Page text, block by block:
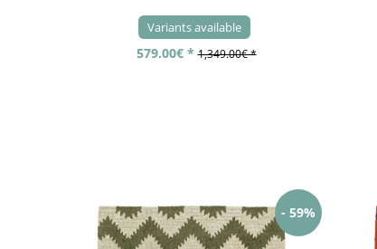
Variants available
579.00€ * 1,349.00€ *
- 59%